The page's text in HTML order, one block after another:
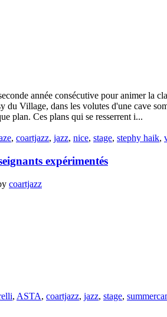
année consécutive pour animer la
du Village, dans les volutes d'une cave
plan. Ces plans qui se resserrent i...
, coartjazz, jazz, nice, stage, stephy haik,
expérimentés
coartjazz
, ASTA, coartjazz, jazz, stage,